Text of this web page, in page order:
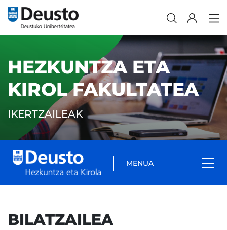
HEZKUNTZA ETA
KIROL FAKULTATEA
IKERTZAILEAK
MENUA
BILATZAILEA